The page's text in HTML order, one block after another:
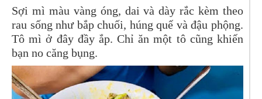
Sợi mì màu vàng óng, dai và dày rắc kèm theo
rau sống như bắp chuối, húng quế và đậu phộng.
Tô mì ở đây đầy ắp. Chỉ ăn một tô cũng khiến
bạn no căng bụng.